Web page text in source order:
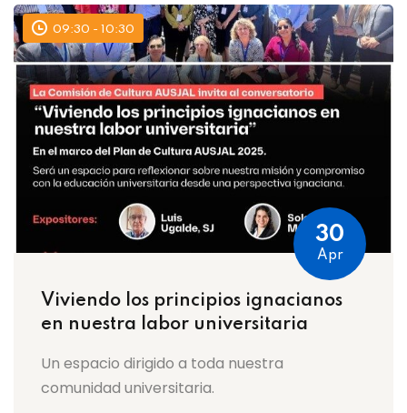
09:30 - 10:30
30
Apr
Viviendo los principios ignacianos
en nuestra labor universitaria
Un espacio dirigido a toda nuestra
comunidad universitaria.